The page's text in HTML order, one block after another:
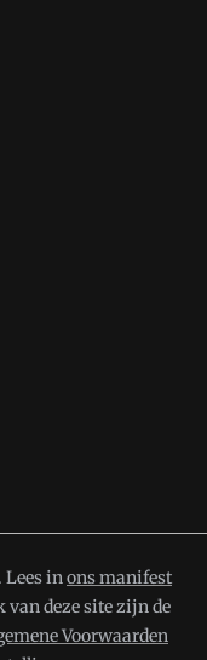
Lees inons manifest
van deze site zijn de
Voorwaarden